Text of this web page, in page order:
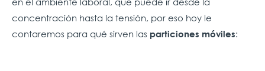
concentración hasta la tensión, por eso hoy le
contaremos para qué sirven las particiones móviles: